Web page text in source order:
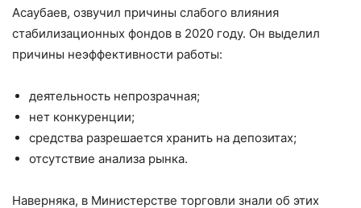
Асаубаев, озвучил причины слабого влияния
стабилизационных фондов в 2020 году. Он выделил
причины неэффективности работы:
деятельность непрозрачная;
нет конкуренции;
средства разрешается хранить на депозитах;
отсутствие анализа рынка.
Наверняка, в Министерстве торговли знали об этих